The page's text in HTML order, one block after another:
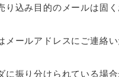
込み目的のメールは固く
ールアドレスにご連絡い
に振り分けられている場